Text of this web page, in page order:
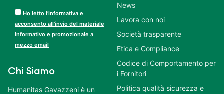
Ho letto l’informativa e
acconsento all’invio del materiale
informativo e promozionale a
mezzo email
Chi Siamo
Humanitas Gavazzeni è un
News
Lavora con noi
Società trasparente
Etica e Compliance
Codice di Comportamento per
i Fornitori
Politica qualità sicurezza e